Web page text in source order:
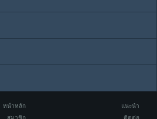
หน้าหลัก
แนะนำ
สมาชิก
ติดต่อ